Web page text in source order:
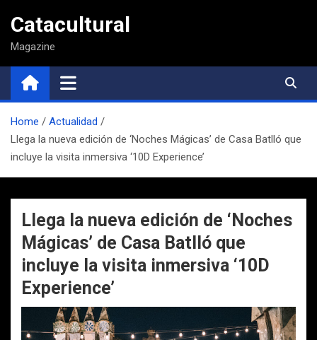
contenido
Catacultural
Magazine
Home
Actualidad
Llega la nueva edición de ‘Noches Mágicas’ de Casa Batlló que
incluye la visita inmersiva ‘10D Experience’
Llega la nueva edición de ‘Noches
Mágicas’ de Casa Batlló que
incluye la visita inmersiva ‘10D
Experience’